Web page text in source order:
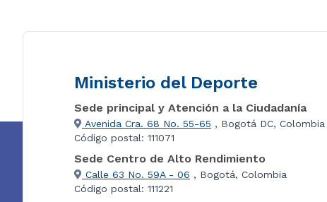
Ministerio del Deporte
Sede principal y Atención a la Ciudadanía
Avenida Cra. 68 No. 55-65 , Bogotá DC, Colombia
Código postal: 111071
Sede Centro de Alto Rendimiento
Calle 63 No. 59A - 06 , Bogotá, Colombia
Código postal: 111221